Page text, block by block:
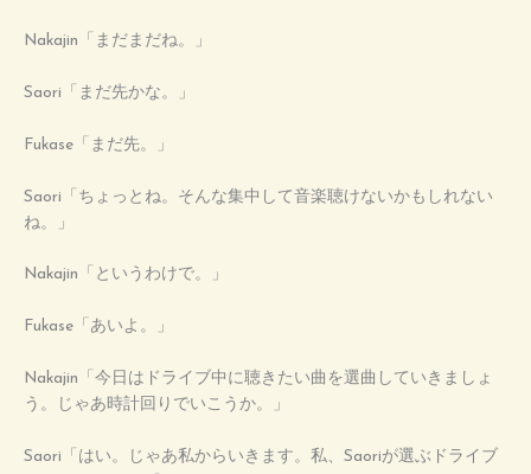
Nakajin「まだまだね。」
Saori「まだ先かな。」
Fukase「まだ先。」
Saori「ちょっとね。そんな集中して音楽聴けないかもしれない
ね。」
Nakajin「というわけで。」
Fukase「あいよ。」
Nakajin「今日はドライブ中に聴きたい曲を選曲していきましょ
う。じゃあ時計回りでいこうか。」
Saori「はい。じゃあ私からいきます。私、Saoriが選ぶドライブ